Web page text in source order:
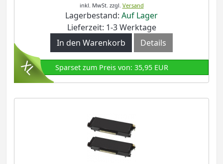
inkl. MwSt. zzgl. Versand
Lagerbestand: Auf Lager
Lieferzeit: 1-3 Werktage
In den Warenkorb
Details
Sparset zum Preis von: 35,95 EUR